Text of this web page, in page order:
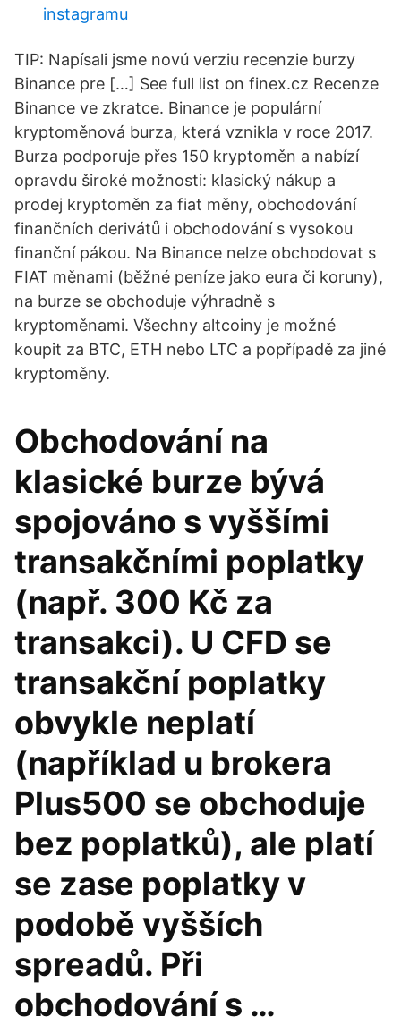
instagramu
TIP: Napísali jsme novú verziu recenzie burzy
Binance pre […] See full list on finex.cz Recenze
Binance ve zkratce. Binance je populární
kryptoměnová burza, která vznikla v roce 2017.
Burza podporuje přes 150 kryptoměn a nabízí
opravdu široké možnosti: klasický nákup a
prodej kryptoměn za fiat měny, obchodování
finančních derivátů i obchodování s vysokou
finanční pákou. Na Binance nelze obchodovat s
FIAT měnami (běžné peníze jako eura či koruny),
na burze se obchoduje výhradně s
kryptoměnami. Všechny altcoiny je možné
koupit za BTC, ETH nebo LTC a popřípadě za jiné
kryptoměny.
Obchodování na
klasické burze bývá
spojováno s vyššími
transakčními poplatky
(např. 300 Kč za
transakci). U CFD se
transakční poplatky
obvykle neplatí
(například u brokera
Plus500 se obchoduje
bez poplatků), ale platí
se zase poplatky v
podobě vyšších
spreadů. Při
obchodování s …